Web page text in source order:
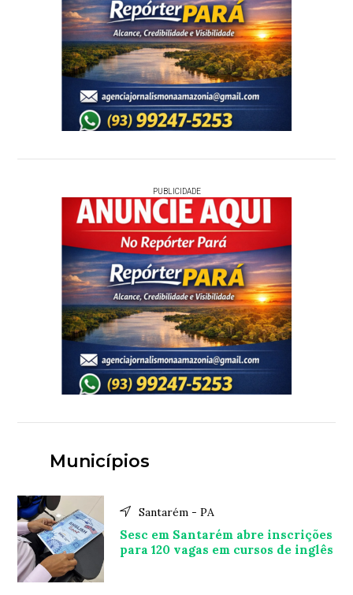
PUBLICIDADE
Municípios
Santarém - PA
Sesc em Santarém abre inscrições
para 120 vagas em cursos de inglês